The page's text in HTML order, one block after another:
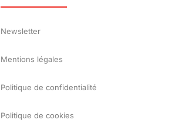
Newsletter
Mentions légales
Politique de confidentialité
Politique de cookies